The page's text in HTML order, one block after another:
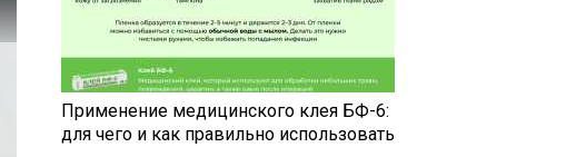
Применение медицинского клея БФ-6:
для чего и как правильно использовать